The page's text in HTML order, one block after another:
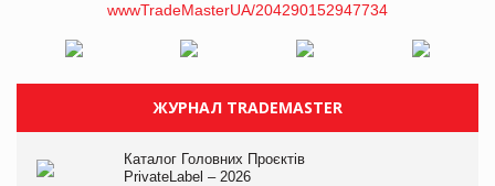
ЖУРНАЛ TRADEMASTER
Каталог Головних Проєктів
PrivateLabel – 2026